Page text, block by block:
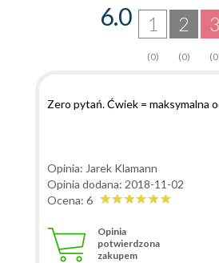
3
2
(0)
1
(0)
6.0
Zero pytań. Ćwiek = maksymalna
Opinia: Jarek Klamann
Opinia dodana: 2018-11-02
Ocena: 6
Opinia
potwierdzona
zakupem